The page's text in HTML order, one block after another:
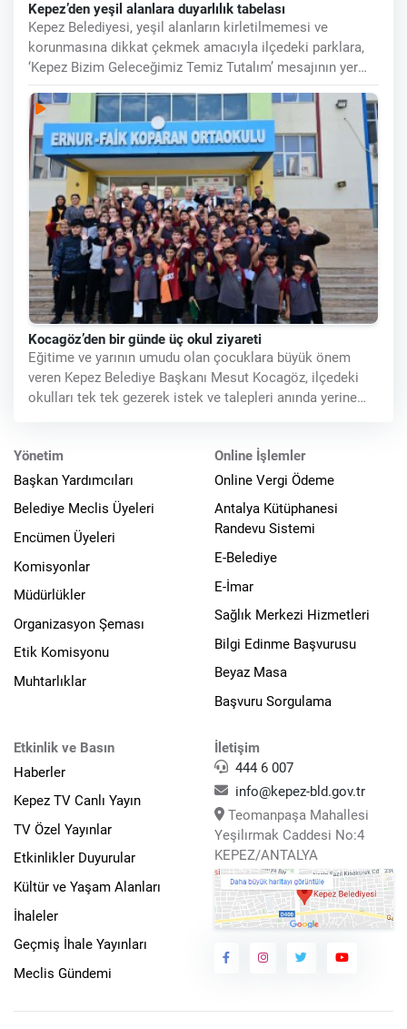
Kepez’den yeşil alanlara duyarlılık tabelası
Kepez Belediyesi, yeşil alanların kirletilmemesi ve
korunmasına dikkat çekmek amacıyla ilçedeki parklara,
‘Kepez Bizim Geleceğimiz Temiz Tutalım’ mesajının yer
aldığı tabelalar
Kocagöz’den bir günde üç okul ziyareti
Eğitime ve yarının umudu olan çocuklara büyük önem
veren Kepez Belediye Başkanı Mesut Kocagöz, ilçedeki
okulları tek tek gezerek istek ve talepleri anında yerine
Yönetim
Başkan Yardımcıları
Belediye Meclis Üyeleri
Encümen Üyeleri
Komisyonlar
Müdürlükler
Organizasyon Şeması
Etik Komisyonu
Muhtarlıklar
Online İşlemler
Online Vergi Ödeme
Antalya Kütüphanesi
Randevu Sistemi
E-Belediye
E-İmar
Sağlık Merkezi Hizmetleri
Bilgi Edinme Başvurusu
Beyaz Masa
Başvuru Sorgulama
Etkinlik ve Basın
Haberler
Kepez TV Canlı Yayın
TV Özel Yayınlar
Etkinlikler Duyurular
Kültür ve Yaşam Alanları
İhaleler
Geçmiş İhale Yayınları
Meclis Gündemi
İletişim
444 6 007
info@kepez-bld.gov.tr
Teomanpaşa Mahallesi
Yeşilırmak Caddesi No:4
KEPEZ/ANTALYA